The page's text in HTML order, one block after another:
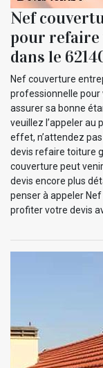
Nef
pour
dans le
Nef couverture
professionnelle
assurer sa bonne
veuillez l’appeler au
effet, n’attendez
devis refaire toiture
couverture peut
devis encore plus
penser à appeler
profiter votre devis